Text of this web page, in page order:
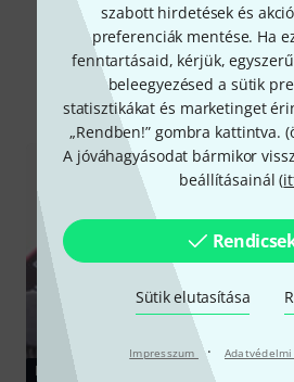
szabott hirdetések és
preferenciák mentése. Ha
fenntartásaid, kérjük,
beleegyezésed a sütik
statisztikákat és marketinget
„Rendben!” gombra kattintva. (
A jóváhagyásodat bármikor
beállításainál (
Sütik elutasítása
Impresszum ·
Tudtad?
Mind
KALAUZ